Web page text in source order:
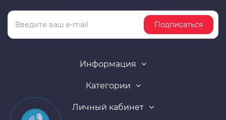
Подписаться
Информация
Категории
Личный кабинет